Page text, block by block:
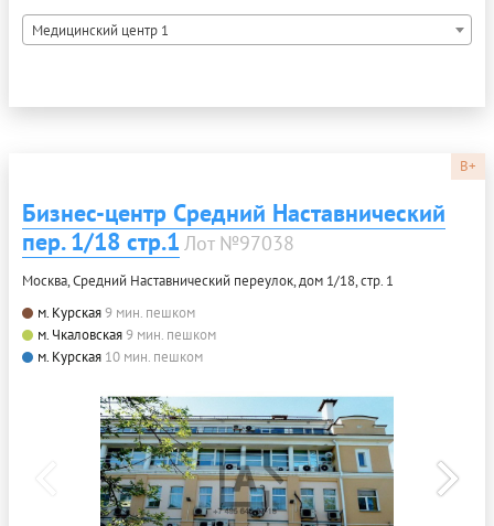
Медицинский центр 1
B+
Бизнес-центр Средний Наставнический
пер. 1/18 стр.1 Лот №97038
Москва, Средний Наставнический переулок, дом 1/18, стр. 1
м. Курская9 мин. пешком
м. Чкаловская9 мин. пешком
м. Курская 10 мин. пешком